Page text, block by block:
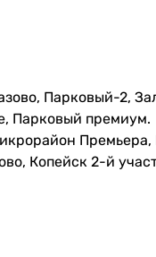
Парковый-2,
Парковый премиум.
Премьера,
Копейск 2-й